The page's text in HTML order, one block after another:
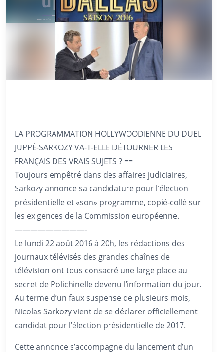
LA PROGRAMMATION HOLLYWOODIENNE DU DUEL
JUPPÉ-SARKOZY VA-T-ELLE DÉTOURNER LES
FRANÇAIS DES VRAIS SUJETS ? ==
Toujours empêtré dans des affaires judiciaires,
Sarkozy annonce sa candidature pour l’élection
présidentielle et «son» programme, copié-collé sur
les exigences de la Commission européenne.
—————————-
Le lundi 22 août 2016 à 20h, les rédactions des
journaux télévisés des grandes chaînes de
télévision ont tous consacré une large place au
secret de Polichinelle devenu l’information du jour.
Au terme d’un faux suspense de plusieurs mois,
Nicolas Sarkozy vient de se déclarer officiellement
candidat pour l’élection présidentielle de 2017.
Cette annonce s’accompagne du lancement d’un